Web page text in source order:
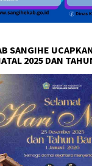
SANGIHE
2025 DAN